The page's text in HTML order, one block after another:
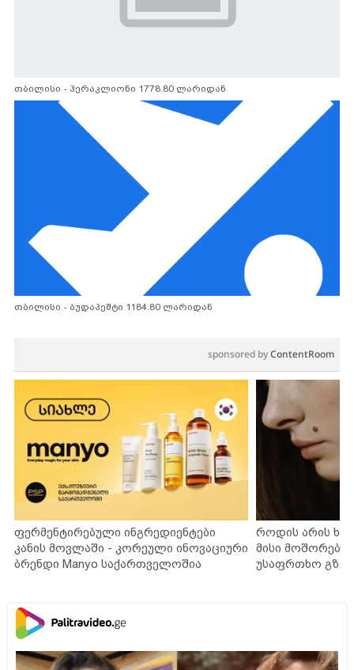
თბილისი - ჰერაკლიონი 1778.80 ლარიდან
თბილისი - ბუდაპეშტი 1184.80 ლარიდან
sponsored byContentRoom
ფერმენტირებული ინგრედიენტები
კანის მოვლაში - კორეული ინოვაციური
ბრენდი Manyo საქართველოშია
როდის არის
მისი
უსაფრთხო